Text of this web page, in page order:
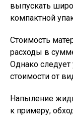
выпускать
компактной
Стоимость
расходы в
Однако
стоимости от
Напыление
к примеру,